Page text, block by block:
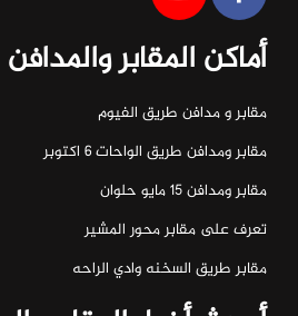
أماكن المقابر والمدافن
مقابر و مدافن طريق الفيوم
مقابر ومدافن طريق الواحات ٦ اكتوبر
مقابر ومدافن ١٥ مايو حلوان
تعرف على مقابر محور المشير
مقابر طريق السخنه وادي الراحه